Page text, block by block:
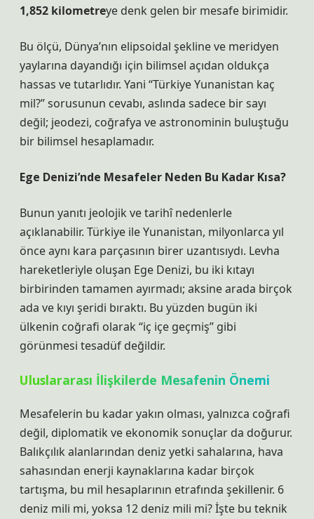
1,852 kilometreye denk gelen bir mesafe birimidir.
Bu ölçü, Dünya’nın elipsoidal şekline ve meridyen
yaylarına dayandığı için bilimsel açıdan oldukça
hassas ve tutarlıdır. Yani “Türkiye Yunanistan kaç
mil?” sorusunun cevabı, aslında sadece bir sayı
değil; jeodezi, coğrafya ve astronominin buluştuğu
bir bilimsel hesaplamadır.
Ege Denizi’nde Mesafeler Neden Bu Kadar Kısa?
Bunun yanıtı jeolojik ve tarihî nedenlerle
açıklanabilir. Türkiye ile Yunanistan, milyonlarca yıl
önce aynı kara parçasının birer uzantısıydı. Levha
hareketleriyle oluşan Ege Denizi, bu iki kıtayı
birbirinden tamamen ayırmadı; aksine arada birçok
ada ve kıyı şeridi bıraktı. Bu yüzden bugün iki
ülkenin coğrafi olarak “iç içe geçmiş” gibi
görünmesi tesadüf değildir.
Uluslararası İlişkilerde Mesafenin Önemi
Mesafelerin bu kadar yakın olması, yalnızca coğrafi
değil, diplomatik ve ekonomik sonuçlar da doğurur.
Balıkçılık alanlarından deniz yetki sahalarına, hava
sahasından enerji kaynaklarına kadar birçok
tartışma, bu mil hesaplarının etrafında şekillenir. 6
deniz mili mi, yoksa 12 deniz mili mi? İşte bu teknik